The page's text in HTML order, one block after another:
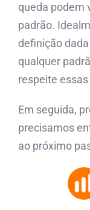
queda podem
padrão.
definição
qualquer
respeite
Em seguida,
precisamos
ao próximo